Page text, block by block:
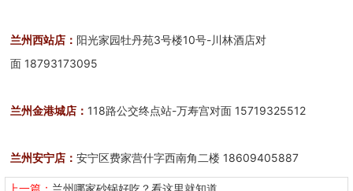
兰州西站店： 阳光家园牡丹苑3号楼10号-川林酒店对
面 18793173095
兰州金港城店： 118路公交终点站-万寿宫对面 15719325512
兰州安宁店：安宁区费家营什字西南角二楼 18609405887